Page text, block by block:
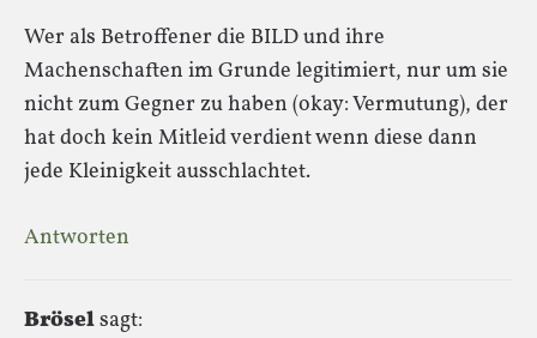
Wer als Betroffener die BILD und ihre
Machenschaften im Grunde legitimiert, nur um sie
nicht zum Gegner zu haben (okay: Vermutung), der
hat doch kein Mitleid verdient wenn diese dann
jede Kleinigkeit ausschlachtet.
Antworten
Bröselsagt: